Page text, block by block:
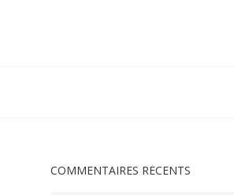
COMMENTAIRES RÉCENTS